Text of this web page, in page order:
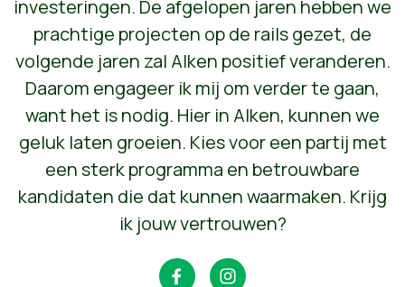
investeringen. De afgelopen jaren hebben we
prachtige projecten op de rails gezet, de
volgende jaren zal Alken positief veranderen.
Daarom engageer ik mij om verder te gaan,
want het is nodig. Hier in Alken, kunnen we
geluk laten groeien. Kies voor een partij met
een sterk programma en betrouwbare
kandidaten die dat kunnen waarmaken. Krijg
ik jouw vertrouwen?